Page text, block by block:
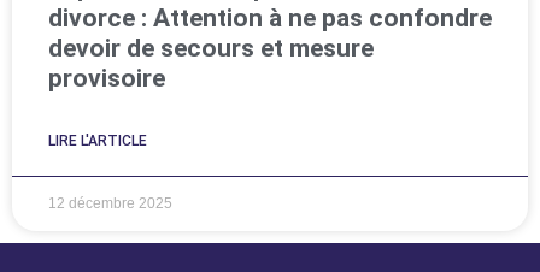
divorce : Attention à ne pas confondre
devoir de secours et mesure
provisoire
LIRE L'ARTICLE
12 décembre 2025